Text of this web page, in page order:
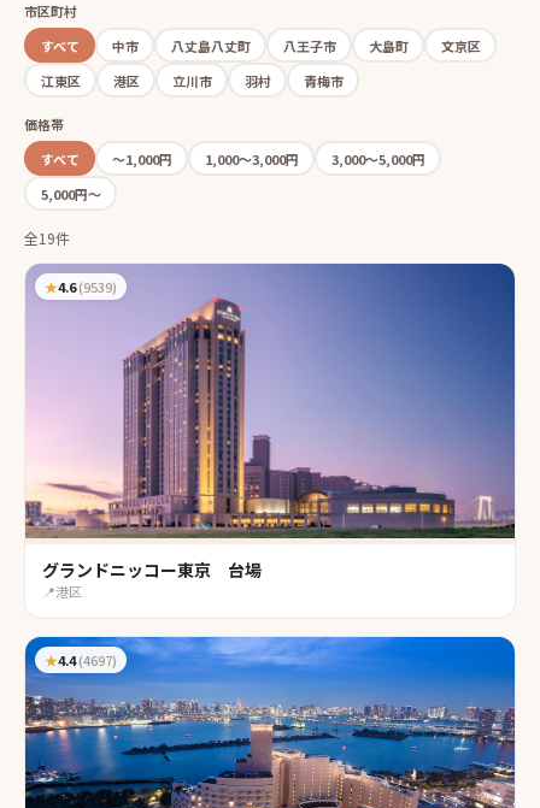
市区町村
すべて
中市 八丈島八丈町 八王子市 大島町
文京区
江東区
港区 立川市 羽村 青梅市
価格帯
すべて
〜1,000円 1,000〜3,000円
3,000〜5,000円
5,000円〜
全19件
★4.6(9539)
グランドニッコー東京 台場
📍港区
★4.4(4697)